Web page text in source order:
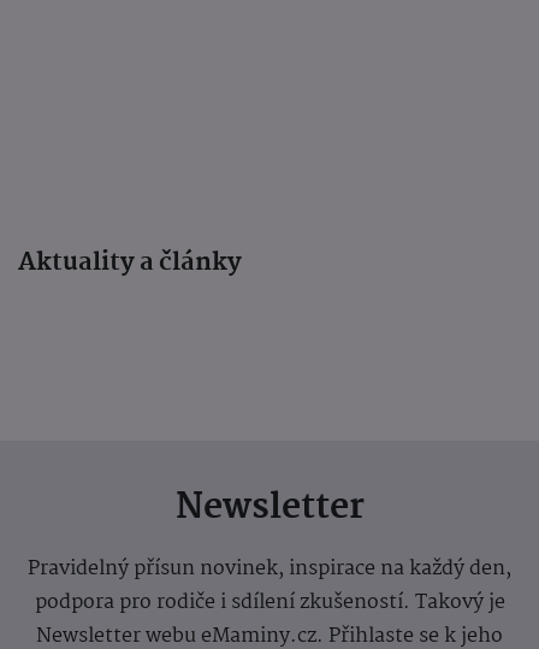
Aktuality a články
Newsletter
Pravidelný přísun novinek, inspirace na každý den,
podpora pro rodiče i sdílení zkušeností. Takový je
Newsletter webu eMaminy.cz. Přihlaste se k jeho